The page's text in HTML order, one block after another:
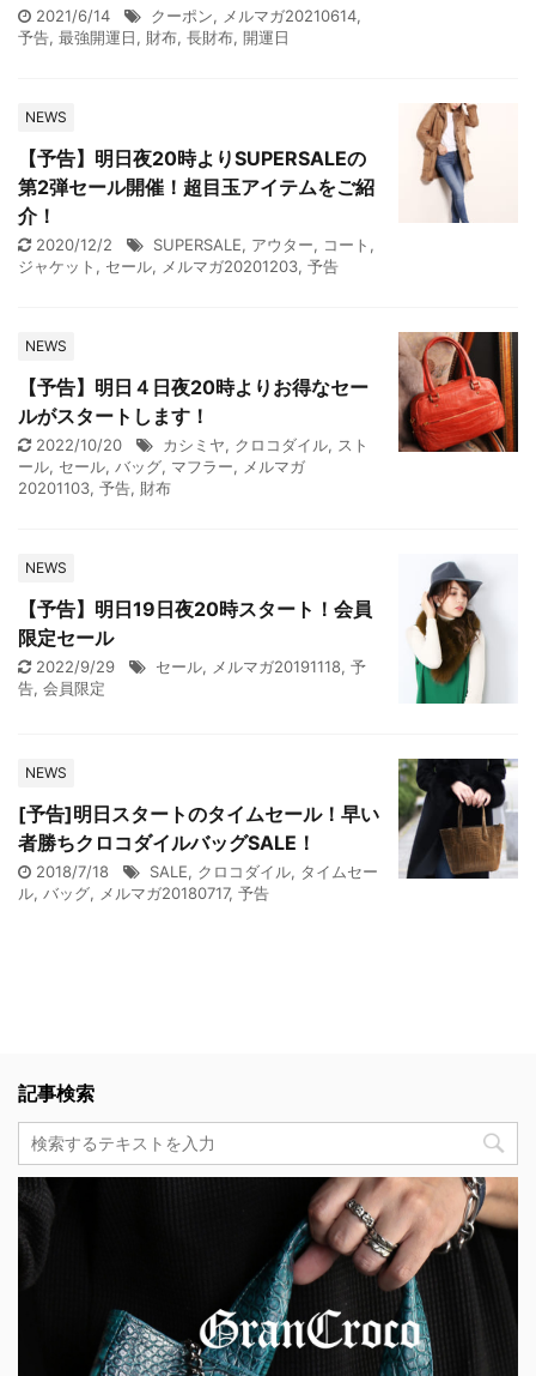
2021/6/14 クーポン, メルマガ20210614,
予告, 最強開運日, 財布, 長財布, 開運日
NEWS
【予告】明日夜20時よりSUPERSALEの
第2弾セール開催！超目玉アイテムをご紹
介！
2020/12/2 SUPERSALE, アウター, コート ,
ジャケット , セール, メルマガ20201203, 予告
NEWS
【予告】明日４日夜20時よりお得なセー
ルがスタートします！
2022/10/20 カシミヤ, クロコダイル, スト
ール, セール, バッグ, マフラー, メルマガ
20201103, 予告, 財布
NEWS
【予告】明日19日夜20時スタート！会員
限定セール
2022/9/29 セール, メルマガ20191118, 予
告, 会員限定
NEWS
[予告]明日スタートのタイムセール！早い
者勝ちクロコダイルバッグSALE！
2018/7/18 SALE, クロコダイル, タイムセー
ル, バッグ, メルマガ20180717, 予告
記事検索